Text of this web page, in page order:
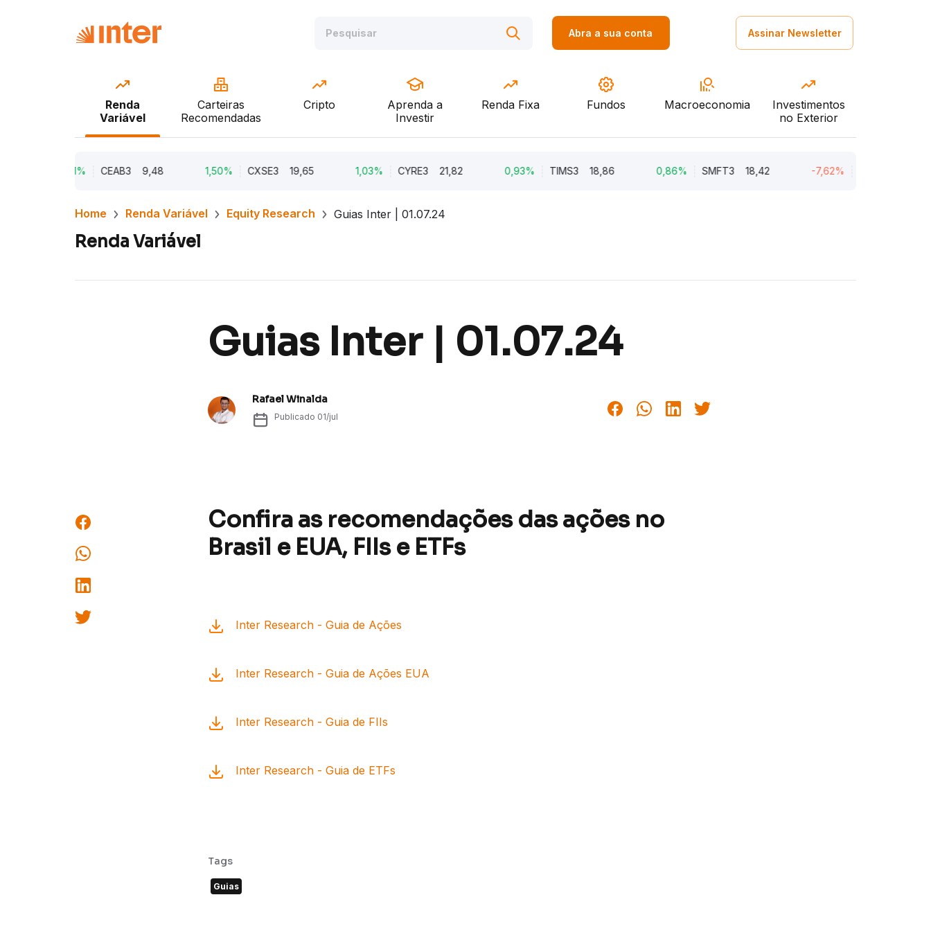
Abra a sua conta Assinar Newsletter
Renda
Variável
Carteiras
Recomendadas
Cripto
Aprenda a
Investir
Renda Fixa Fundos Macroeconomia
Investimentos
no Exterior
CEAB3 9,48 1,50% CXSE3 19,65 1,03% CYRE3 21,82 0,93% TIMS3 18,86 0,86% SMFT3 18,42 -7,62%
Home Renda Variável Equity Research Guias Inter | 01.07.24
Renda Variável
Guias Inter | 01.07.24
Rafael Winalda
Publicado 01/jul
Confira as recomendações das ações no
Brasil e EUA, FIIs e ETFs
Inter Research - Guia de Ações
Inter Research - Guia de Ações EUA
Inter Research - Guia de FIIs
Inter Research - Guia de ETFs
Tags
Guias